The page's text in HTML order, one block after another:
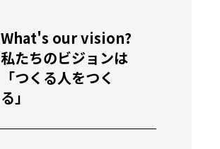
What's our vision?
私たちのビジョンは
「つくる人をつく
る」